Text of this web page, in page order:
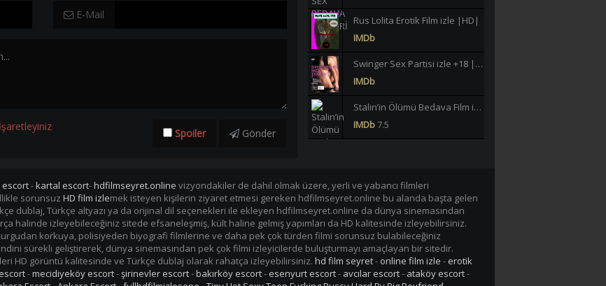
E-Mail
Spoiler Gönder
Rus Lolita Erotik Film izle |HD|
IMDb
Swinger Sex Partisi izle +18 |HD|
IMDb
Stalin’in Ölümü Bedava Film izle |HD|
IMDb7.5
40 JAHRE LASTERHAFTE EHEFRAU GERMAN BEDAVA EROTİK FİLM İZLE |Yüksek Kalite|
IMDb -/10
IMDb
escort-kartal escort-hdfilmseyret.online vizyondakiler de dahil olmak üzere, yerli ve yabancı filmleri
sorunsuz HD film izlemek isteyen kişilerin ziyaret etmesi gereken hdfilmseyret.online bu alanda başta gelen
dublaj, Türkçe altyazı ya da orijinal dil seçenekleri ile ekleyen hdfilmseyret.online da dünya sinemasından
halinde izleyebileceğiniz sitede efsaneleşmiş, kült haline gelmiş yapımları da HD kalitesinde izleyebilirsiniz.
korkuya, polisiyeden biyografi filmlerine ve daha pek çok türden filmi sorunsuz bulabileceğiniz
sürekli geliştirerek, dünya sinemasından pek çok filmi izleyicilerde buluşturmayı amaçlayan bir sitedir.
HD görüntü kalitesinde ve Türkçe dublaj olarak rahatça izleyebilirsiniz. hd film seyret- online film izle - erotik
-mecidiyeköy escort-şirinevler escort-bakırköy escort- esenyurt escort- avcılar escort- ataköy escort-